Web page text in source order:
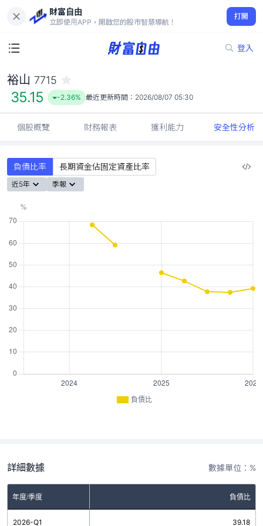
財富自由
立即使用APP，開啟您的股市智慧導航！
打開
登入
35.15
-2.36%
裕山 7715
35.15 -2.36% 最近更新時間： 2026/08/07 05:30
個股概覽 財務報表 獲利能力 安全性分析
負債比率 長期資金佔固定資產比率
近5年 季報
負債比
詳細數據 數據單位：%
年度/季度 負債比
2026-Q1 39.18